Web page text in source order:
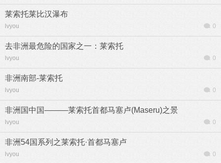
莱索托莱比汉瀑布
lvyou 0
去非洲最危险的国家之一：莱索托
lvyou 0
非洲南部-莱索托
lvyou 0
非洲国中国———莱索托首都马塞卢(Maseru)之景
lvyou 0
非洲54国系列之莱索托·首都马塞卢
lvyou 0